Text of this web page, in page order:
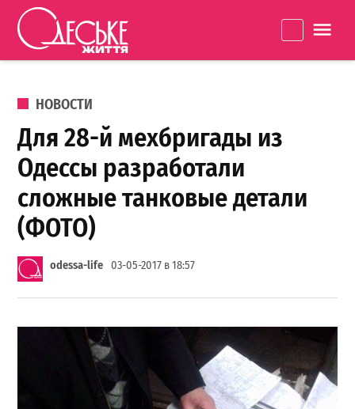
Перейти к содержанию
життя
ОПУБЛИКОВАНО В
НОВОСТИ
Для 28-й мехбригады из
Одессы разработали
сложные танковые детали
(ФОТО)
odessa-life 03-05-2017 в 18:57